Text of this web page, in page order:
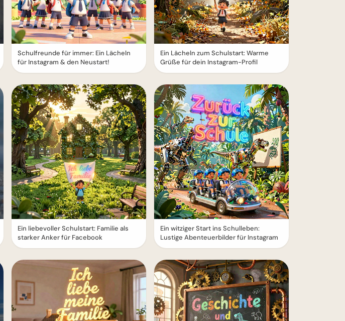
Schulfreunde für immer: Ein Lächeln
für Instagram & den Neustart!
Ein liebevoller Schulstart: Familie als
starker Anker für Facebook
Ein Lächeln zum Schulstart: Warme
Grüße für dein Instagram-Profil
Ein witziger Start ins Schulleben:
Lustige Abenteuerbilder für Instagram